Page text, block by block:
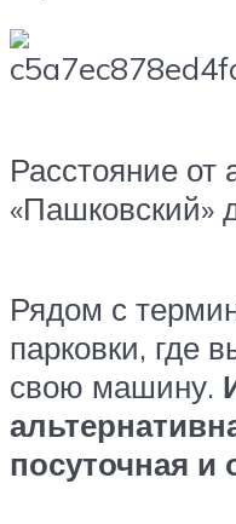
Расстояние от
«Пашковский»
Рядом с
парковки, где
свою машину.
посуточная и